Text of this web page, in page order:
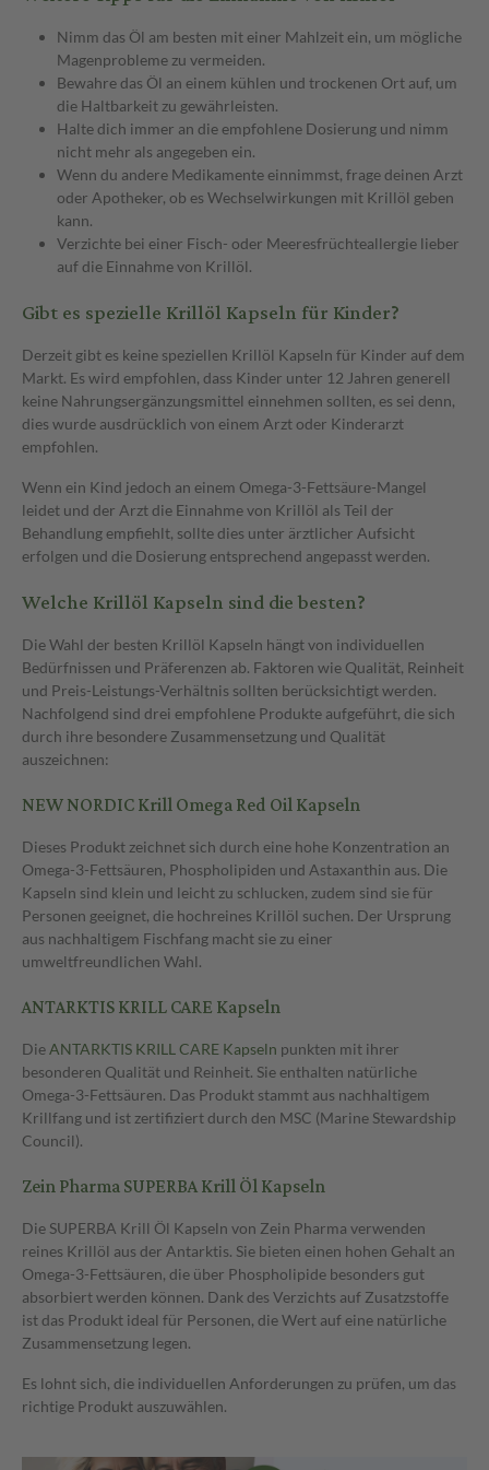
Nimm das Öl am besten mit einer Mahlzeit ein, um mögliche
Magenprobleme zu vermeiden.
Bewahre das Öl an einem kühlen und trockenen Ort auf, um
die Haltbarkeit zu gewährleisten.
Halte dich immer an die empfohlene Dosierung und nimm
nicht mehr als angegeben ein.
Wenn du andere Medikamente einnimmst, frage deinen Arzt
oder Apotheker, ob es Wechselwirkungen mit Krillöl geben
kann.
Verzichte bei einer Fisch- oder Meeresfrüchteallergie lieber
auf die Einnahme von Krillöl.
Gibt es spezielle Krillöl Kapseln für Kinder?
Derzeit gibt es keine speziellen Krillöl Kapseln für Kinder auf dem
Markt. Es wird empfohlen, dass Kinder unter 12 Jahren generell
keine Nahrungsergänzungsmittel einnehmen sollten, es sei denn,
dies wurde ausdrücklich von einem Arzt oder Kinderarzt
empfohlen.
Wenn ein Kind jedoch an einem Omega-3-Fettsäure-Mangel
leidet und der Arzt die Einnahme von Krillöl als Teil der
Behandlung empfiehlt, sollte dies unter ärztlicher Aufsicht
erfolgen und die Dosierung entsprechend angepasst werden.
Welche Krillöl Kapseln sind die besten?
Die Wahl der besten Krillöl Kapseln hängt von individuellen
Bedürfnissen und Präferenzen ab. Faktoren wie Qualität, Reinheit
und Preis-Leistungs-Verhältnis sollten berücksichtigt werden.
Nachfolgend sind drei empfohlene Produkte aufgeführt, die sich
durch ihre besondere Zusammensetzung und Qualität
auszeichnen:
NEW NORDIC Krill Omega Red Oil Kapseln
Dieses Produkt zeichnet sich durch eine hohe Konzentration an
Omega-3-Fettsäuren, Phospholipiden und Astaxanthin aus. Die
Kapseln sind klein und leicht zu schlucken, zudem sind sie für
Personen geeignet, die hochreines Krillöl suchen. Der Ursprung
aus nachhaltigem Fischfang macht sie zu einer
umweltfreundlichen Wahl.
ANTARKTIS KRILL CARE Kapseln
DieANTARKTIS KRILL CARE Kapseln punkten mit ihrer
besonderen Qualität und Reinheit. Sie enthalten natürliche
Omega-3-Fettsäuren. Das Produkt stammt aus nachhaltigem
Krillfang und ist zertifiziert durch den MSC (Marine Stewardship
Council).
Zein Pharma SUPERBA Krill Öl Kapseln
Die SUPERBA Krill Öl Kapseln von Zein Pharma verwenden
reines Krillöl aus der Antarktis. Sie bieten einen hohen Gehalt an
Omega-3-Fettsäuren, die über Phospholipide besonders gut
absorbiert werden können. Dank des Verzichts auf Zusatzstoffe
ist das Produkt ideal für Personen, die Wert auf eine natürliche
Zusammensetzung legen.
Es lohnt sich, die individuellen Anforderungen zu prüfen, um das
richtige Produkt auszuwählen.